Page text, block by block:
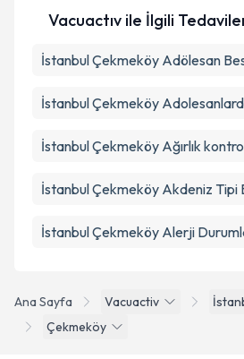
Ana Sayfa Vacuactiv
Çekmeköy
Vacuactıv ile İlgili
İstanbul Çekmeköy Adölesan
İstanbul Çekmeköy
İstanbul Çekmeköy Ağırlık
İstanbul Çekmeköy Akdeniz Tipi
İstanbul Çekmeköy Alerji